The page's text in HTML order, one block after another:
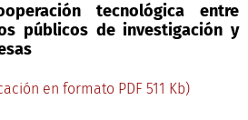
tecnológica entre
públicos de investigación y
en formato PDF 511 Kb)